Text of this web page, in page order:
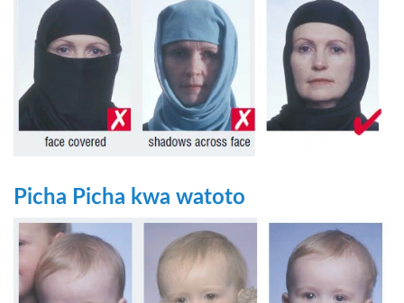
Picha Picha kwa watoto